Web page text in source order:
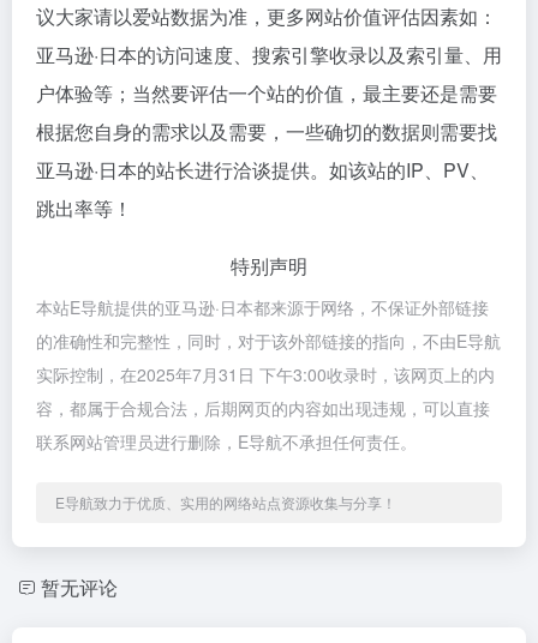
议大家请以爱站数据为准，更多网站价值评估因素如：
亚马逊·日本的访问速度、搜索引擎收录以及索引量、用
户体验等；当然要评估一个站的价值，最主要还是需要
根据您自身的需求以及需要，一些确切的数据则需要找
亚马逊·日本的站长进行洽谈提供。如该站的IP、PV、
跳出率等！
特别声明
本站E导航提供的亚马逊·日本都来源于网络，不保证外部链接
的准确性和完整性，同时，对于该外部链接的指向，不由E导航
实际控制，在2025年7月31日 下午3:00收录时，该网页上的内
容，都属于合规合法，后期网页的内容如出现违规，可以直接
联系网站管理员进行删除，E导航不承担任何责任。
E导航致力于优质、实用的网络站点资源收集与分享！
暂无评论